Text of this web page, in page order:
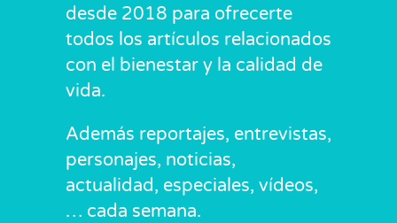
desde 2018 para ofrecerte
todos los artículos relacionados
con el bienestar y la calidad de
vida.
Además reportajes, entrevistas,
personajes, noticias,
actualidad, especiales, vídeos,
… cada semana.